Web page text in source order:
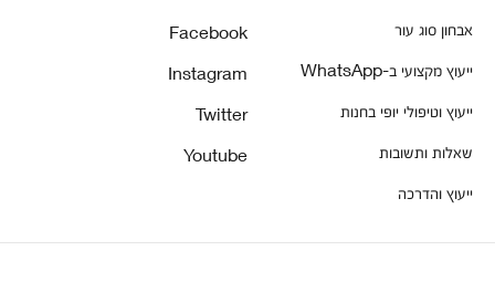
אבחון סוג עור
ייעוץ מקצועי ב-WhatsApp
ייעוץ וטיפולי יופי בחנות
שאלות ותשובות
ייעוץ והדרכה
Facebook
Instagram
Twitter
Youtube